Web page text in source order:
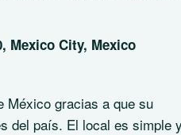
Mexico City, Mexico
México gracias a que su
del país. El local es simple y